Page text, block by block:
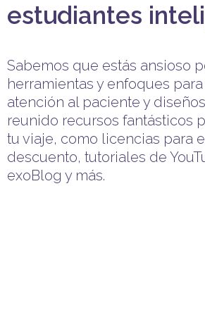
estudiantes
Sabemos que estás ansioso
herramientas y enfoques
atención al paciente y
reunido recursos fantásticos
tu viaje, como licencias para
descuento, tutoriales de
exoBlog y más.